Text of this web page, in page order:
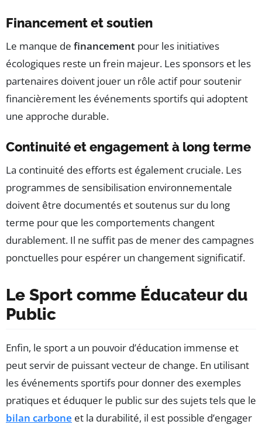
Financement et soutien
Le manque de financement pour les initiatives
écologiques reste un frein majeur. Les sponsors et les
partenaires doivent jouer un rôle actif pour soutenir
financièrement les événements sportifs qui adoptent
une approche durable.
Continuité et engagement à long terme
La continuité des efforts est également cruciale. Les
programmes de sensibilisation environnementale
doivent être documentés et soutenus sur du long
terme pour que les comportements changent
durablement. Il ne suffit pas de mener des campagnes
ponctuelles pour espérer un changement significatif.
Le Sport comme Éducateur du
Public
Enfin, le sport a un pouvoir d’éducation immense et
peut servir de puissant vecteur de change. En utilisant
les événements sportifs pour donner des exemples
pratiques et éduquer le public sur des sujets tels que le
bilan carbone et la durabilité, il est possible d’engager